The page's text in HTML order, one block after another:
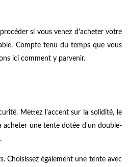
si vous venez d'acheter votre
Compte tenu du temps que vous
ici comment y parvenir.
Mettez l'accent sur la solidité, le
acheter une tente dotée d'un double-
Choisissez également une tente avec